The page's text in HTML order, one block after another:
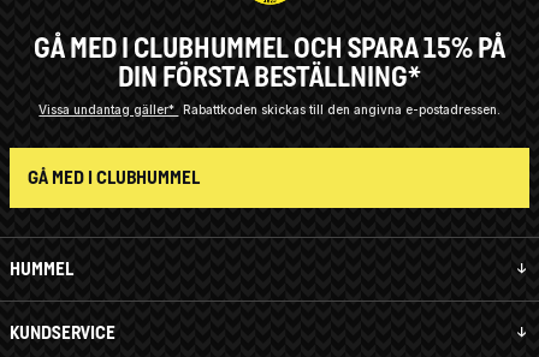
HUMMEL
KUNDSERVICE
GÅ MED I CLUBHUMMEL OCH SPARA 15% PÅ
DIN FÖRSTA BESTÄLLNING*
Vissa undantag gäller* Rabattkoden skickas till den angivna e-postadressen.
GÅ MED I CLUBHUMMEL